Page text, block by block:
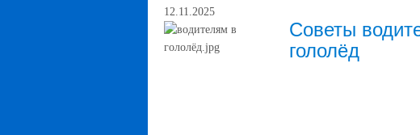
12.11.2025
Советы
гололёд